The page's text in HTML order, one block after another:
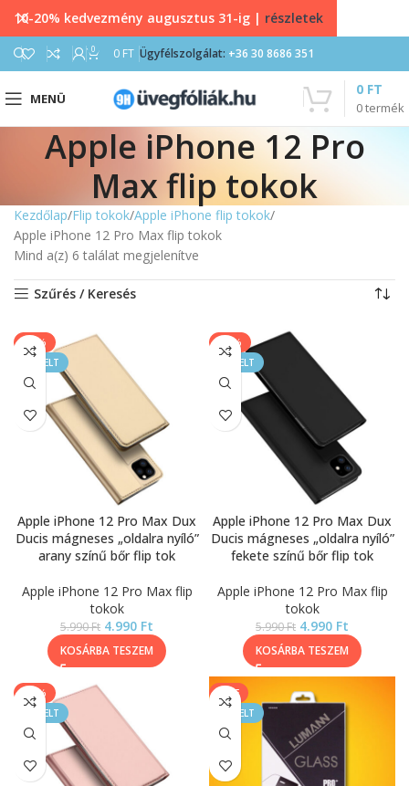
0 0 FT Ügyfélszolgálat: +36 30 8686 351
MENÜ
0termék
0 FT
Apple iPhone 12 Pro
Max flip tokok
Kezdőlap Flip tokok Apple iPhone flip tokok
Apple iPhone 12 Pro Max flip tokok
Mind a(z) 6 találat megjelenítve
Szűrés / Keresés
-17%
KIEMELT
Apple iPhone 12 Pro Max Dux
Ducis mágneses „oldalra nyíló”
arany színű bőr flip tok
Apple iPhone 12 Pro Max flip
tokok
5.990Ft 4.990 Ft
KOSÁRBA TESZEM
-17%
KIEMELT
Apple iPhone 12 Pro Max Dux
Ducis mágneses „oldalra nyíló”
fekete színű bőr flip tok
Apple iPhone 12 Pro Max flip
tokok
5.990Ft 4.990 Ft
KOSÁRBA TESZEM
-17%
KIEMELT
SALE
KIEMELT
10-20% kedvezmény augusztus 31-ig | részletek